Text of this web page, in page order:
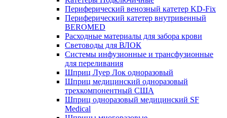
Периферический венозный катетер KD-Fix
Периферический катетер внутривенный
BEROMED
Расходные материалы для забора крови
Световоды для ВЛОК
Системы инфузионные и трансфузионные
для переливания
Шприц Луер Лок одноразовый
Шприц медицинский одноразовый
трехкомпонентный США
Шприц одноразовый медицинский SF
Medical